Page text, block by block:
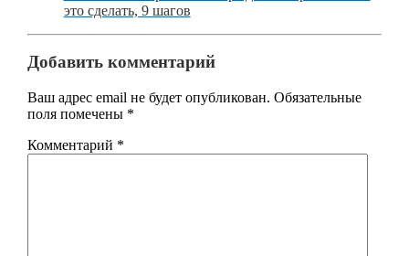
это сделать, 9 шагов
Добавить комментарий
Ваш адрес email не будет опубликован. Обязательные
поля помечены *
Комментарий *